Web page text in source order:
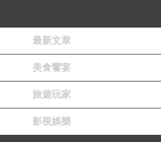
最新文章
美食饗宴
旅遊玩家
影視娛樂